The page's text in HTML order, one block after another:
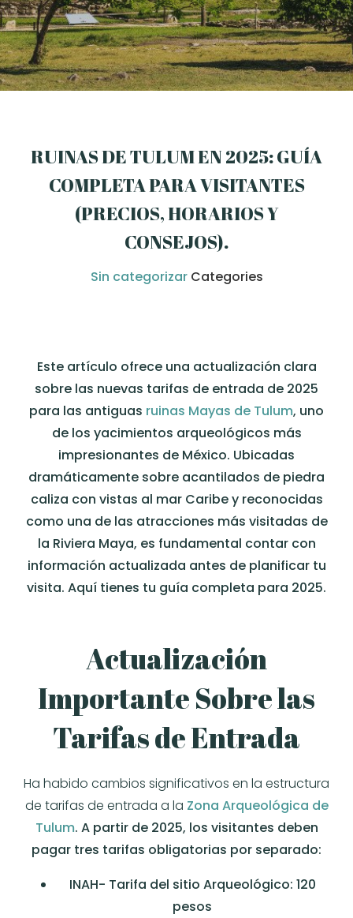
RUINAS DE TULUM EN 2025: GUÍA
COMPLETA PARA VISITANTES
(PRECIOS, HORARIOS Y
CONSEJOS).
Sin categorizarCategories
Este artículo ofrece una actualización clara
sobre las nuevas tarifas de entrada de 2025
para las antiguas ruinas Mayas de Tulum, uno
de los yacimientos arqueológicos más
impresionantes de México. Ubicadas
dramáticamente sobre acantilados de piedra
caliza con vistas al mar Caribe y reconocidas
como una de las atracciones más visitadas de
la Riviera Maya, es fundamental contar con
información actualizada antes de planificar tu
visita. Aquí tienes tu guía completa para 2025.
Actualización
Importante Sobre las
Tarifas de Entrada
Ha habido cambios significativos en la estructura
de tarifas de entrada a la Zona Arqueológica de
Tulum. A partir de 2025, los visitantes deben
pagar tres tarifas obligatorias por separado:
INAH- Tarifa del sitio Arqueológico: 120
pesos